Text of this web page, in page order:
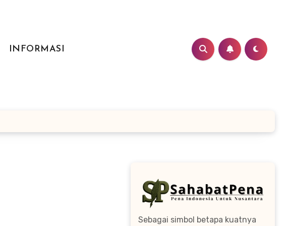
INFORMASI
Sebagai simbol betapa kuatnya